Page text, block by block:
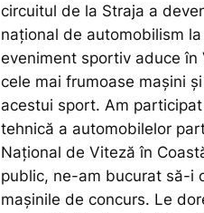
circuitul de la Straja a
național de automobilism
eveniment sportiv aduce în
cele mai frumoase mașini
acestui sport. Am
tehnică a automobilelor
Național de Viteză în
public, ne-am bucurat să-i
mașinile de concurs. Le